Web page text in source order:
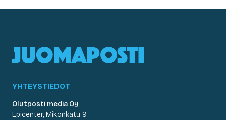
YHTEYSTIEDOT
Olutposti media Oy
Epicenter, Mikonkatu 9